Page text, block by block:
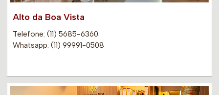
Alto da Boa Vista
Telefone: (11) 5685-6360
Whatsapp: (11) 99991-0508